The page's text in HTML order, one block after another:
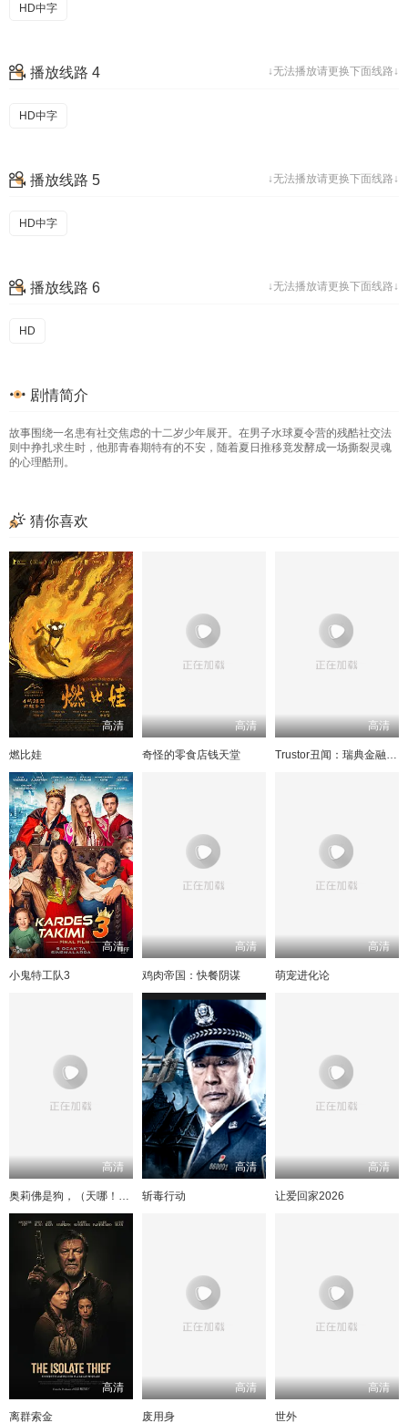
HD中字
↓无法播放请更换下面线路↓
播放线路 4
HD中字
↓无法播放请更换下面线路↓
播放线路 5
HD中字
↓无法播放请更换下面线路↓
播放线路 6
HD
剧情简介
故事围绕一名患有社交焦虑的十二岁少年展开。在男子水球夏令营的残酷社交法
则中挣扎求生时，他那青春期特有的不安，随着夏日推移竟发酵成一场撕裂灵魂
的心理酷刑。
猜你喜欢
高清
燃比娃
高清
奇怪的零食店钱天堂
高清
Trustor丑闻：瑞典金融案内幕
高清
小鬼特工队3
高清
鸡肉帝国：快餐阴谋
高清
萌宠进化论
高清
奥莉佛是狗，（天哪！！）这家伙电影版
高清
斩毒行动
高清
让爱回家2026
高清
离群索金
高清
废用身
高清
世外